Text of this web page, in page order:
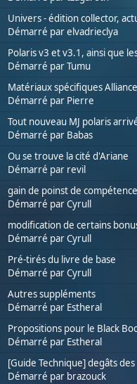
Univers - édition collector,
Démarré parelvadrieclya
Polaris v3 et v3.1, ainsi que
Démarré parTumu
Matériaux spécifiques
Démarré par Pierre
Tout nouveau MJ polaris
Démarré par Babas
Ou se trouve la cité d'Ariane
Démarré par revil
gain de poinst de
Démarré parCyrull
modification de certains
Démarré parCyrull
Pré-tirés du livre de base
Démarré parCyrull
Autres suppléments
Démarré par Estheral
Propositions pour le Black
Démarré par Estheral
[Guide Technique] degâts
Démarré par brazouck